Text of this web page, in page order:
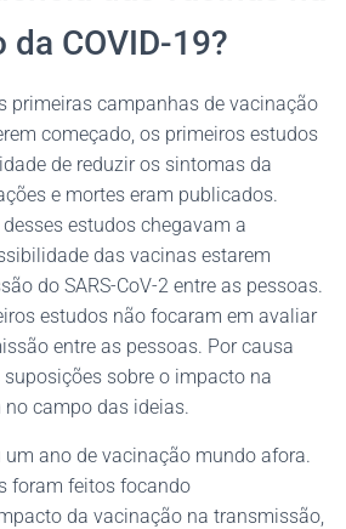
COVID-19?
primeiras campanhas de vacinação
começado, os primeiros estudos
de reduzir os sintomas da
e mortes eram publicados.
estudos chegavam a
das vacinas estarem
do SARS-CoV-2 entre as pessoas.
estudos não focaram em avaliar
entre as pessoas. Por causa
sobre o impacto na
campo das ideias.
um ano de vacinação mundo afora.
foram feitos focando
da vacinação na transmissão,